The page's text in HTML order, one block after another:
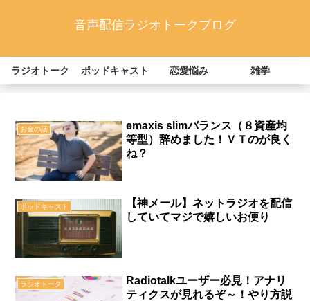
音声配信ラジオトークブログ
ラジオトーク ポッドキャスト 恋愛悩み 雑学
お金の話
emaxis slimバランス（８資産均
等型）辞めました！ＶＴのが良く
ね？
ポッドキャスト
【神メール】ネットラジオを配信
していてマジで嬉しいお便り
ラジオトーク
Radiotalkユーザー必見！アナリ
ティクスが見れるぞ～！やり方説